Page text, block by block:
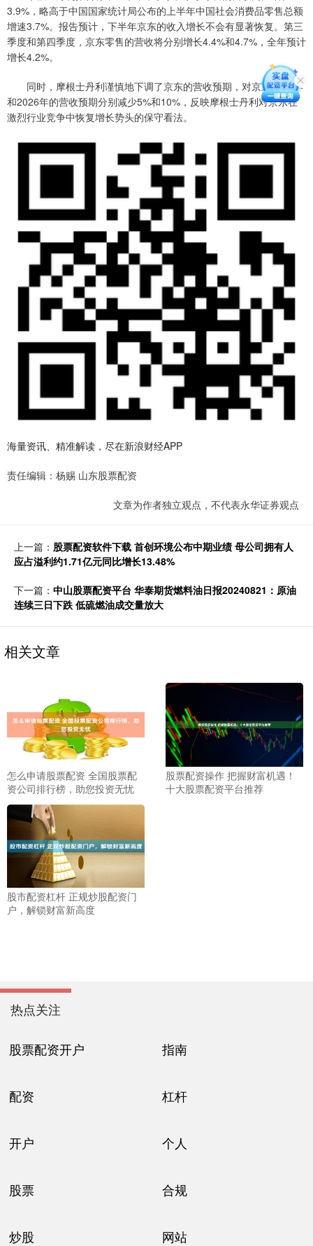
3.9%，略高于中国国家统计局公布的上半年中国社会消费品零售总额
增速3.7%。报告预计，下半年京东的收入增长不会有显著恢复。第三
季度和第四季度，京东零售的营收将分别增长4.4%和4.7%，全年预计
增长4.2%。
同时，摩根士丹利谨慎地下调了京东的营收预期，对京东2025年
和2026年的营收预期分别减少5%和10%，反映摩根士丹利对京东在
激烈行业竞争中恢复增长势头的保守看法。
海量资讯、精准解读，尽在新浪财经APP
责任编辑：杨赐 山东股票配资
文章为作者独立观点，不代表永华证券观点
上一篇： 股票配资软件下载 首创环境公布中期业绩 母公司拥有人
应占溢利约1.71亿元同比增长13.48%
下一篇： 中山股票配资平台 华泰期货燃料油日报20240821：原油
连续三日下跌 低硫燃油成交量放大
相关文章
怎么申请股票配资 全国股票配
资公司排行榜，助您投资无忧
股票配资操作 把握财富机遇！
十大股票配资平台推荐
股市配资杠杆 正规炒股配资门
户，解锁财富新高度
热点关注
股票配资开户 指南
配资 杠杆
开户 个人
股票 合规
炒股 网站